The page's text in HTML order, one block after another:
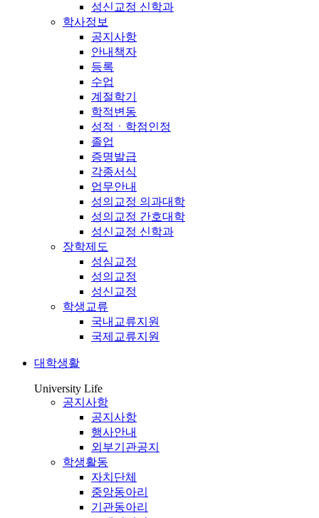
성신교정 신학과
학사정보
공지사항
안내책자
등록
수업
계절학기
학적변동
성적ㆍ학점인정
졸업
증명발급
각종서식
업무안내
성의교정 의과대학
성의교정 간호대학
성신교정 신학과
장학제도
성심교정
성의교정
성신교정
학생교류
국내교류지원
국제교류지원
대학생활
University Life
공지사항
공지사항
행사안내
외부기관공지
학생활동
자치단체
중앙동아리
기관동아리